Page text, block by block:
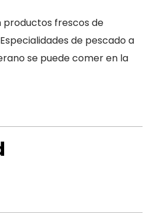
frescos de
de pescado a
se puede comer en la